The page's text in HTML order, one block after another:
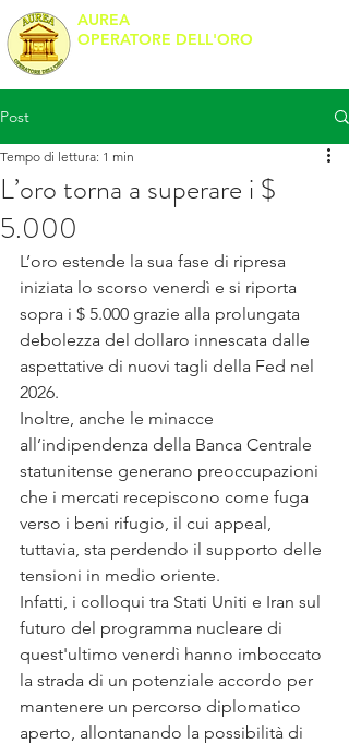
AUREA
OPERATORE DELL'ORO
Post
L’oro torna a superare i $
5.000
Tempo di lettura: 1 min
L’oro estende la sua fase di ripresa
iniziata lo scorso venerdì e si riporta
sopra i $ 5.000 grazie alla prolungata
debolezza del dollaro innescata dalle
aspettative di nuovi tagli della Fed nel
2026.
Inoltre, anche le minacce
all’indipendenza della Banca Centrale
statunitense generano preoccupazioni
che i mercati recepiscono come fuga
verso i beni rifugio, il cui appeal,
tuttavia, sta perdendo il supporto delle
tensioni in medio oriente.
Infatti, i colloqui tra Stati Uniti e Iran sul
futuro del programma nucleare di
quest'ultimo venerdì hanno imboccato
la strada di un potenziale accordo per
mantenere un percorso diplomatico
aperto, allontanando la possibilità di